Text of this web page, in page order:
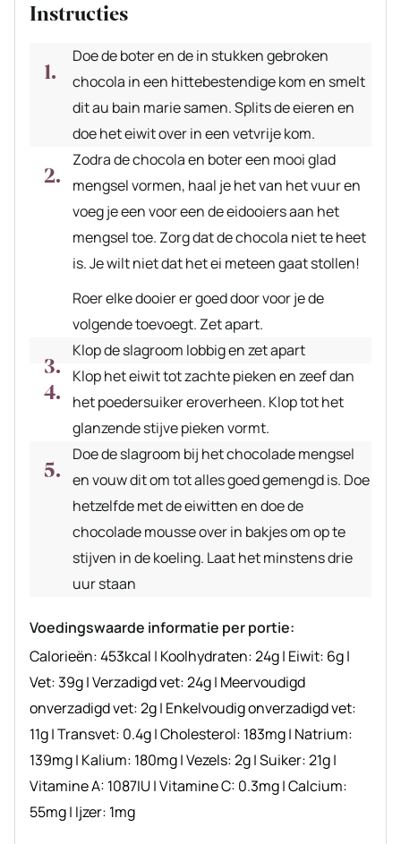
Instructies
Doe de boter en de in stukken gebroken
chocola in een hittebestendige kom en smelt
dit au bain marie samen. Splits de eieren en
doe het eiwit over in een vetvrije kom.
Zodra de chocola en boter een mooi glad
mengsel vormen, haal je het van het vuur en
voeg je een voor een de eidooiers aan het
mengsel toe. Zorg dat de chocola niet te heet
is. Je wilt niet dat het ei meteen gaat stollen!
Roer elke dooier er goed door voor je de
volgende toevoegt. Zet apart.
Klop de slagroom lobbig en zet apart
Klop het eiwit tot zachte pieken en zeef dan
het poedersuiker eroverheen. Klop tot het
glanzende stijve pieken vormt.
Doe de slagroom bij het chocolade mengsel
en vouw dit om tot alles goed gemengd is. Doe
hetzelfde met de eiwitten en doe de
chocolade mousse over in bakjes om op te
stijven in de koeling. Laat het minstens drie
uur staan
Voedingswaarde informatie per portie:
Calorieën:453kcal | Koolhydraten:24g| Eiwit: 6g|
Vet:39g|Verzadigd vet:24g| Meervoudigd
onverzadigd vet:2g| Enkelvoudig onverzadigd vet:
11g|Transvet: 0.4g|Cholesterol: 183mg| Natrium:
139mg| Kalium: 180mg|Vezels:2g|Suiker:21g|
Vitamine A: 1087IU|Vitamine C: 0.3mg|Calcium:
55mg| Ijzer: 1mg